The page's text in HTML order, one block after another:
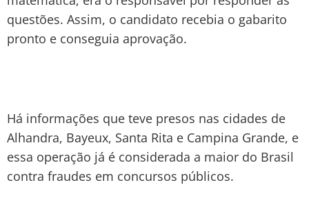
questões. Assim, o candidato recebia o gabarito
pronto e conseguia aprovação.
Há informações que teve presos nas cidades de
Alhandra, Bayeux, Santa Rita e Campina Grande, e
essa operação já é considerada a maior do Brasil
contra fraudes em concursos públicos.